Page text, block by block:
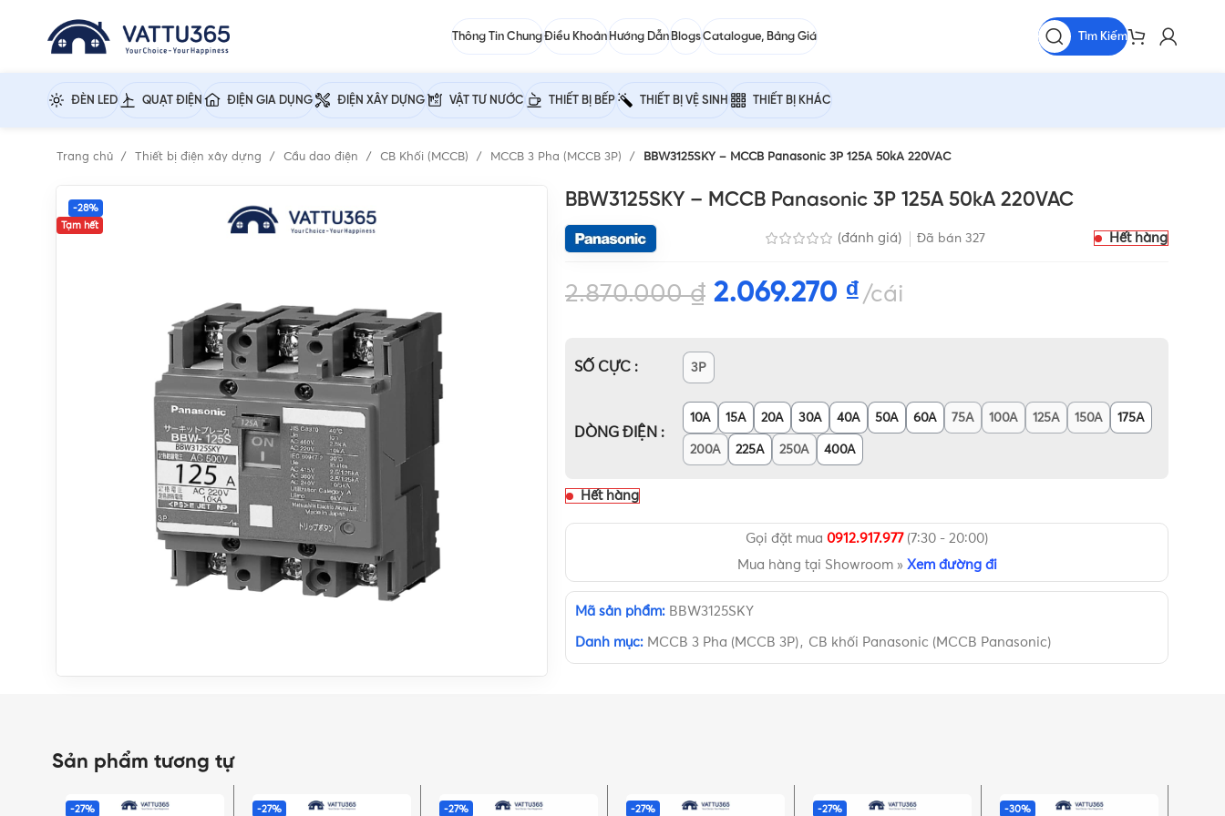
Thông Tin ChungĐiều Khoản Hướng Dẫn BlogsCatalogue, Bảng Giá Tìm Kiếm
ĐÈN LED QUẠT ĐIỆN ĐIỆN GIA DỤNG ĐIỆN XÂY DỰNG VẬT TƯ NƯỚC THIẾT BỊ BẾP THIẾT BỊ VỆ SINH THIẾT BỊ KHÁC
Trang chủ Thiết bị điện xây dựng Cầu dao điện CB Khối (MCCB) MCCB 3 Pha (MCCB 3P) BBW3125SKY – MCCB Panasonic 3P 125A 50kA 220VAC
-28%
Tạm hết
BBW3125SKY – MCCB Panasonic 3P 125A 50kA 220VAC
(đánh giá) Đã bán 327 Hết hàng
2.870.000₫ 2.069.270 ₫ cái
SỐ CỰC 3P
DÒNG ĐIỆN
10A 15A 20A 30A 40A 50A 60A 75A 100A 125A 150A 175A
200A 225A 250A 400A
Hết hàng
Gọi đặt mua 0912.917.977(7:30 - 20:00)
Mua hàng tại Showroom » Xem đường đi
Mã sản phẩm: BBW3125SKY
Danh mục: MCCB 3 Pha (MCCB 3P), CB khối Panasonic (MCCB Panasonic)
Sản phẩm tương tự
-27% -27% -27% -27% -27% -30%